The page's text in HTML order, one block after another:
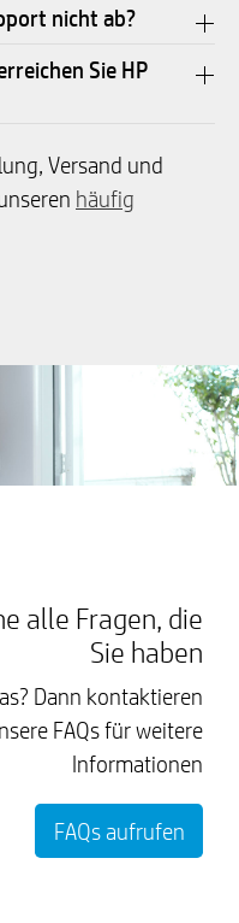
nicht ab?
Sie HP
Versand und
häufig
alle Fragen, die
Sie haben
Dann kontaktieren
FAQs für weitere
Informationen
FAQs aufrufen